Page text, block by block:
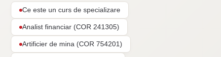
Ce este un curs de specializare
Analist financiar (COR 241305)
Artificier de mina (COR 754201)